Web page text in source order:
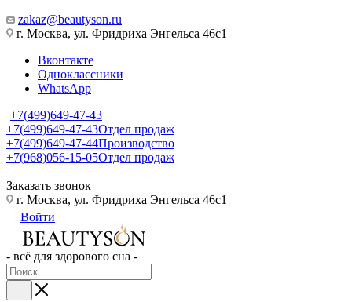
zakaz@beautyson.ru
г. Москва, ул. Фридриха Энгельса 46с1
Вконтакте
Одноклассники
WhatsApp
+7(499)649-47-43
+7(499)649-47-43Отдел продаж
+7(499)649-47-44Производство
+7(968)056-15-05Отдел продаж
Заказать звонок
г. Москва, ул. Фридриха Энгельса 46с1
Войти
- всё для здорового сна -